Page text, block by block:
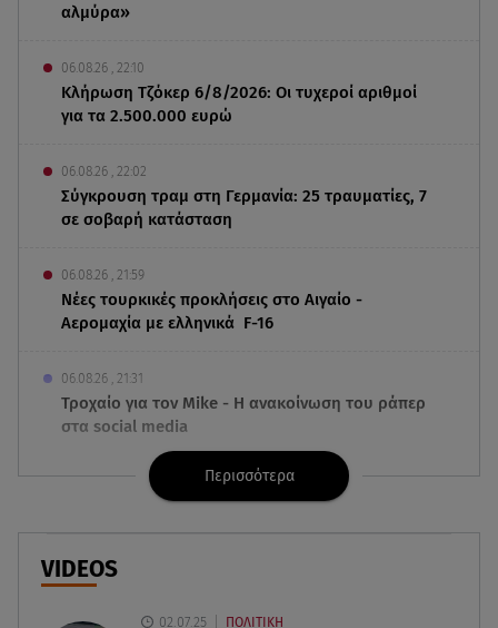
αλμύρα»
06.08.26 , 22:10
Κλήρωση Τζόκερ 6/8/2026: Οι τυχεροί αριθμοί
για τα 2.500.000 ευρώ
06.08.26 , 22:02
Σύγκρουση τραμ στη Γερμανία: 25 τραυματίες, 7
σε σοβαρή κατάσταση
06.08.26 , 21:59
Νέες τουρκικές προκλήσεις στο Αιγαίο -
Αερομαχία με ελληνικά F-16
06.08.26 , 21:31
Τροχαίο για τον Mike - Η ανακοίνωση του ράπερ
στα social media
06.08.26 , 21:22
Ισραήλ - Κύπρος - Κρήτη: Το μεγαλύτερο
υποθαλάσσιο καλώδιο στον κόσμο
06.08.26 , 21:07
Motor Oil: Δωρεά πυροσβεστικών οχημάτων και
Περισσότερα
VIDEOS
02.07.25 ΠΟΛΙΤΙΚΗ